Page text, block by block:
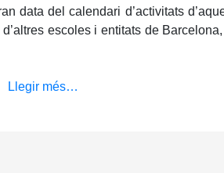
data del calendari d’activitats
escoles i entitats de
Llegir més…